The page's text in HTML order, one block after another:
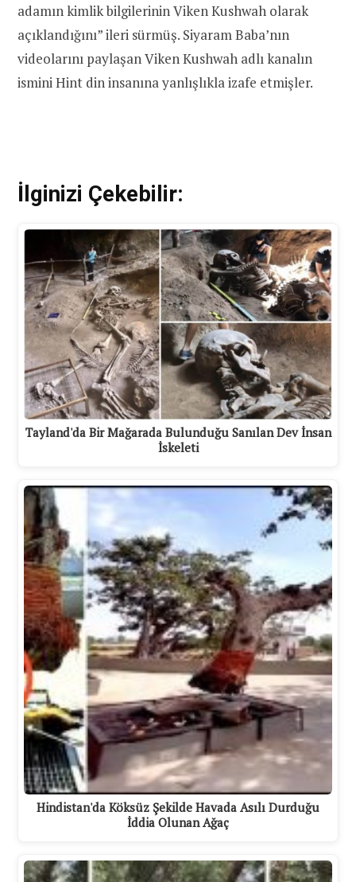
adamın kimlik bilgilerinin Viken Kushwah olarak
açıklandığını” ileri sürmüş. Siyaram Baba’nın
videolarını paylaşan Viken Kushwah adlı kanalın
ismini Hint din insanına yanlışlıkla izafe etmişler.
İlginizi Çekebilir:
Tayland'da Bir Mağarada Bulunduğu Sanılan Dev İnsan
İskeleti
Hindistan'da Köksüz Şekilde Havada Asılı Durduğu
İddia Olunan Ağaç